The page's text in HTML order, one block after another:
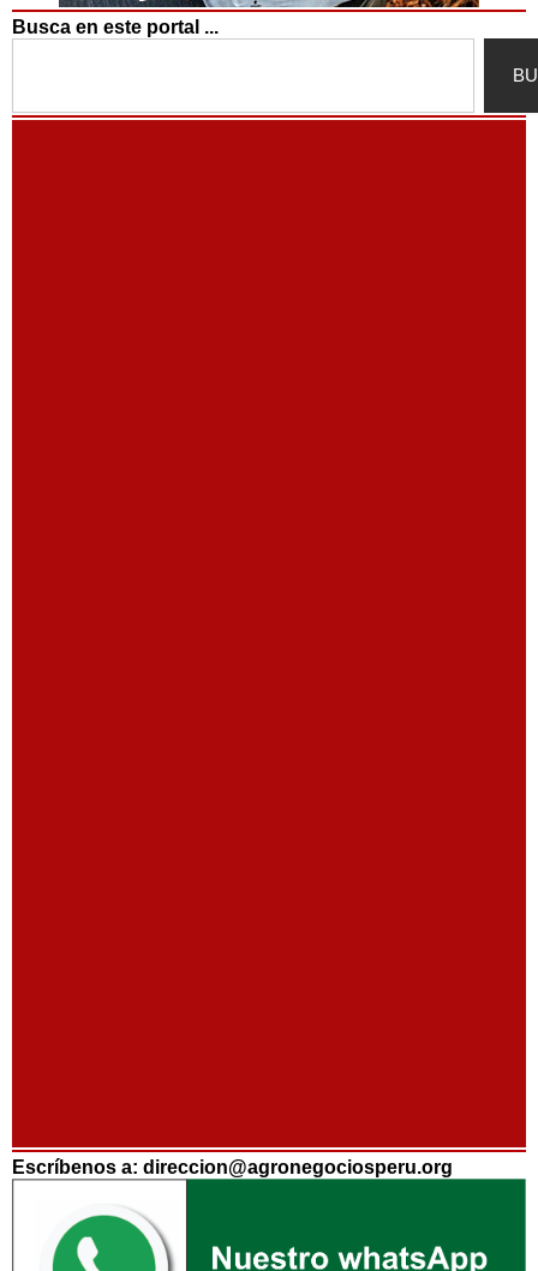
Busca en este portal ...
Escríbenos a: direccion@agronegociosperu.org